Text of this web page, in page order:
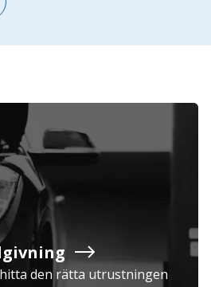
den rätta utrustningen